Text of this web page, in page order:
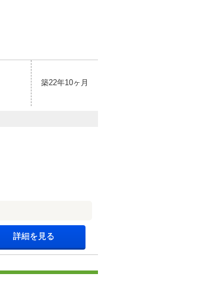
築22年10ヶ月
詳細を見る